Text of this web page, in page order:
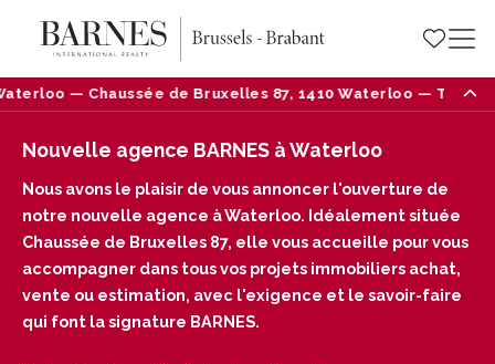
Bruxelles 87, 1410 Waterloo — Tél : 02/242 18 18
Nouvelle agence BARNES à Waterloo
Nous avons le plaisir de vous annoncer l'ouverture de
notre nouvelle agence à Waterloo. Idéalement située
Chaussée de Bruxelles 87, elle vous accueille pour vous
accompagner dans tous vos projets immobiliers achat,
vente ou estimation, avec l'exigence et le savoir-faire
qui font la signature BARNES.